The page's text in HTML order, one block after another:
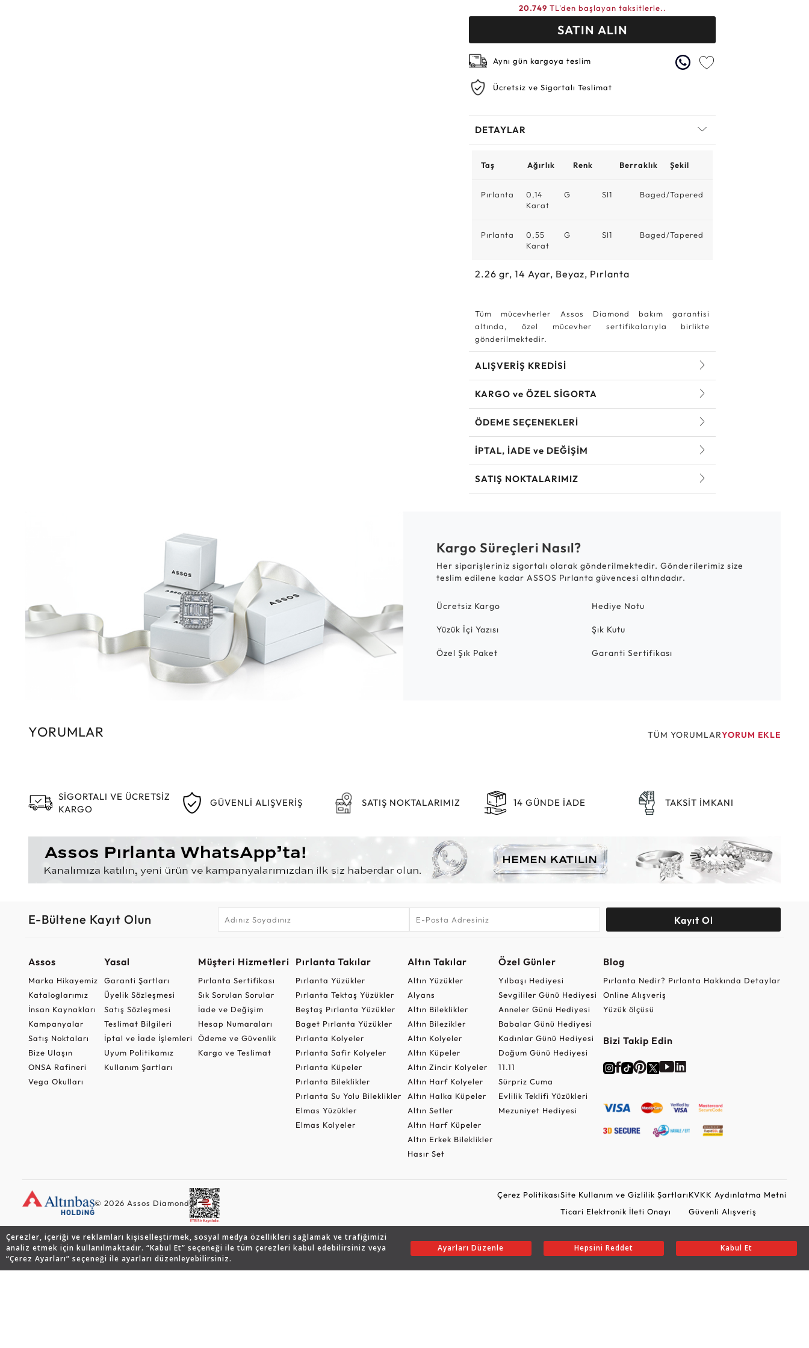
Çerezler, içeriği ve reklamları kişiselleştirmek, sosyal medya özellikleri sağlamak ve trafiğimizi
analiz etmek için kullanılmaktadır. “Kabul Et” seçeneği ile tüm çerezleri kabul edebilirsiniz veya
“Çerez Ayarları” seçeneği ile ayarları düzenleyebilirsiniz.
Ayarları Düzenle Hepsini Reddet Kabul Et
20.749 TL'den başlayan taksitlerle..
SATIN ALIN
Aynı gün kargoya teslim
Ücretsiz ve Sigortalı Teslimat
DETAYLAR
Taş Ağırlık Renk Berraklık Şekil
Pırlanta
0,14
Karat
G SI1 Baged/Tapered
Pırlanta
0,55
Karat
G SI1 Baged/Tapered
2.26gr,14Ayar, Beyaz, Pırlanta
Tüm mücevherler Assos Diamond bakım garantisi
altında, özel mücevher sertifikalarıyla birlikte
gönderilmektedir.
ALIŞVERİŞ KREDİSİ
KARGO ve ÖZEL SİGORTA
ÖDEME SEÇENEKLERİ
İPTAL, İADE ve DEĞİŞİM
SATIŞ NOKTALARIMIZ
Kargo Süreçleri Nasıl?
Her siparişleriniz sigortalı olarak gönderilmektedir. Gönderilerimiz size
teslim edilene kadar ASSOS Pırlanta güvencesi altındadır.
Ücretsiz Kargo Hediye Notu
Yüzük İçi Yazısı Şık Kutu
Özel Şık Paket Garanti Sertifikası
YORUMLAR TÜM YORUMLARYORUM EKLE
SİGORTALI VE ÜCRETSİZ
KARGO
GÜVENLİ ALIŞVERİŞ SATIŞ NOKTALARIMIZ 14 GÜNDE İADE TAKSİT İMKANI
E-Bültene Kayıt Olun Kayıt Ol
Assos
Marka Hikayemiz
Kataloglarımız
İnsan Kaynakları
Kampanyalar
Satış Noktaları
Bize Ulaşın
ONSA Rafineri
Vega Okulları
Yasal
Garanti Şartları
Üyelik Sözleşmesi
Satış Sözleşmesi
Teslimat Bilgileri
İptal ve İade İşlemleri
Uyum Politikamız
Kullanım Şartları
Müşteri Hizmetleri
Pırlanta Sertifikası
Sık Sorulan Sorular
İade ve Değişim
Hesap Numaraları
Ödeme ve Güvenlik
Kargo ve Teslimat
Pırlanta Takılar
Pırlanta Yüzükler
Pırlanta Tektaş Yüzükler
Beştaş Pırlanta Yüzükler
Baget Pırlanta Yüzükler
Pırlanta Kolyeler
Pırlanta Safir Kolyeler
Pırlanta Küpeler
Pırlanta Bileklikler
Pırlanta Su Yolu Bileklikler
Elmas Yüzükler
Elmas Kolyeler
Altın Takılar
Altın Yüzükler
Alyans
Altın Bileklikler
Altın Bilezikler
Altın Kolyeler
Altın Küpeler
Altın Zincir Kolyeler
Altın Harf Kolyeler
Altın Halka Küpeler
Altın Setler
Altın Harf Küpeler
Altın Erkek Bileklikler
Hasır Set
Özel Günler
Yılbaşı Hediyesi
Sevgililer Günü Hediyesi
Anneler Günü Hediyesi
Babalar Günü Hediyesi
Kadınlar Günü Hediyesi
Doğum Günü Hediyesi
11.11
Sürpriz Cuma
Evlilik Teklifi Yüzükleri
Mezuniyet Hediyesi
Blog
Pırlanta Nedir? Pırlanta Hakkında Detaylar
Online Alışveriş
Yüzük ölçüsü
Bizi Takip Edin
© 2026 Assos Diamond
Çerez PolitikasıSite Kullanım ve Gizlilik Şartları
Ticari Elektronik İleti Onayı
KVKK Aydınlatma Metni
Güvenli Alışveriş
Copyright © 2026 Assos Pırlanta - Bu sitenin tüm hakları saklıdır.